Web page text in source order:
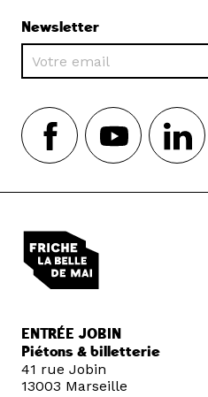
Newsletter
ENTRÉE JOBIN
Piétons & billetterie
41 rue Jobin
13003 Marseille